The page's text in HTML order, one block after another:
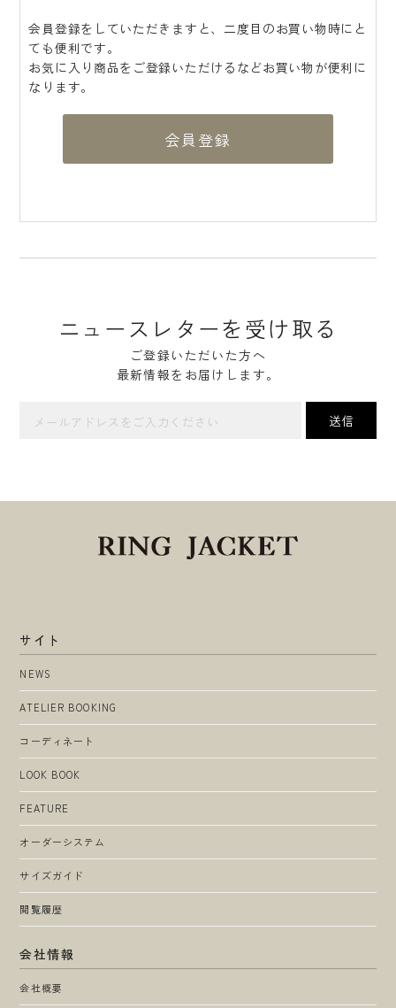
会員登録をしていただきますと、二度目のお買い物時にと
ても便利です。
お気に入り商品をご登録いただけるなどお買い物が便利に
なります。
会員登録
ニュースレターを受け取る
ご登録いただいた方へ
最新情報をお届けします。
サイト
NEWS
ATELIER BOOKING
コーディネート
LOOK BOOK
FEATURE
オーダーシステム
サイズガイド
閲覧履歴
会社情報
会社概要